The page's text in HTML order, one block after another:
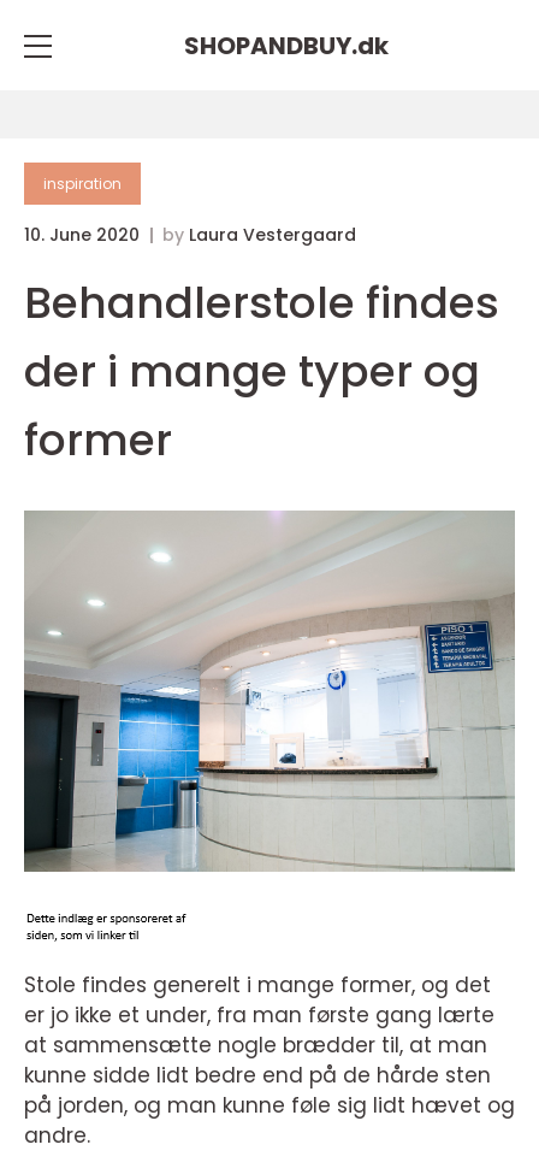
SHOPANDBUY.dk
inspiration
10. June 2020 by Laura Vestergaard
Behandlerstole findes
der i mange typer og
former
Stole findes generelt i mange former, og det
er jo ikke et under, fra man første gang lærte
at sammensætte nogle brædder til, at man
kunne sidde lidt bedre end på de hårde sten
på jorden, og man kunne føle sig lidt hævet og
andre.